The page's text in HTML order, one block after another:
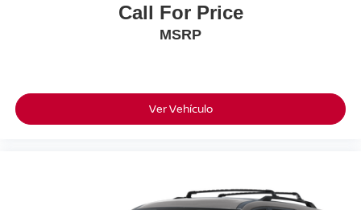
Call For Price
MSRP
Ver Vehículo